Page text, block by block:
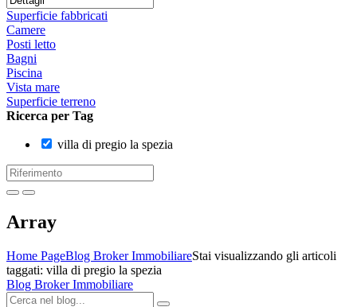
Superficie fabbricati
Camere
Posti letto
Bagni
Piscina
Vista mare
Superficie terreno
Ricerca per Tag
villa di pregio la spezia
Array
Home PageBlog Broker ImmobiliareStai visualizzando gli articoli
taggati: villa di pregio la spezia
Blog Broker Immobiliare